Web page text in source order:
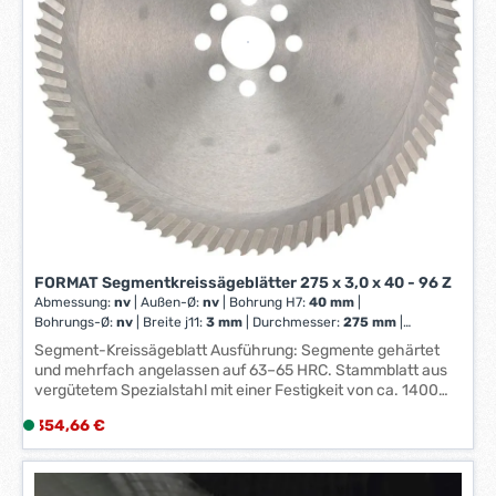
:
1
-
3
W
*
*
FORMAT Segmentkreissägeblätter 275 x 3,0 x 40 - 96 Z
Abmessung:nv Außen-Ø:nv Bohrung H7:40 mm
Bohrungs-Ø:nv Breite j11:3 mm Durchmesser:275 mm
Schneidstoff:
nv Schnittbreite: nv Stärke: 3,00 mm
Sägeblatt-Ø:
nv Zahnform: Bogenzahn| Zähne per Zoll: 96
Segment-Kreissägeblatt Ausführung: Segmente gehärtet
und mehrfach angelassen auf 63–65 HRC. Stammblatt aus
vergütetem Spezialstahl mit einer Festigkeit von ca. 1400
Verbindung mit den eingeschliffenen Kühlnuten sorgt für
eine optimale Kühlmittelzufuhr im Schnittbereich und
garantiert damit beste Zerspanungsleistungen. Zahnform HZ
= Bogenzahn mit Vor- und Nachschneider. Anwendung:
Regulärer Preis:
L
i
e
354,66 €